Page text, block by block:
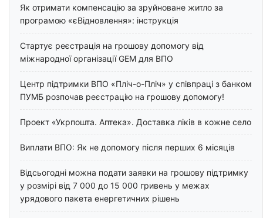
Як отримати компенсацію за зруйноване житло за
програмою «єВідновлення»: інструкція
Стартує реєстрація на грошову допомогу від
міжнародної організації GEM для ВПО
Центр підтримки ВПО «Пліч-о-Пліч» у співпраці з банком
ПУМБ розпочав реєстрацію на грошову допомогу!
Проект «Укрпошта. Аптека». Доставка ліків в кожне село
Виплати ВПО: Як не допомогу після перших 6 місяців
Відсьогодні можна подати заявки на грошову підтримку
у розмірі від 7 000 до 15 000 гривень у межах
урядового пакета енергетичних рішень